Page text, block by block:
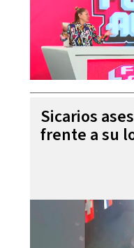
Sicarios
frente a su